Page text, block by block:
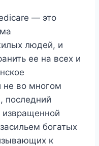
— это
людей, и
ее на всех и
не во многом
последний
извращенной
богатых
к